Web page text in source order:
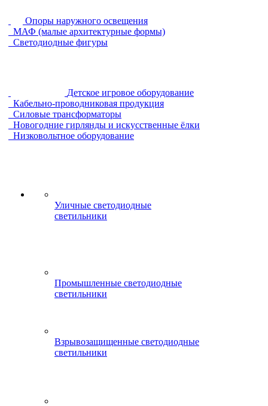
Опоры наружного освещения
МАФ (малые архитектурные формы)
Светодиодные фигуры
Детское игровое оборудование
Кабельно-проводниковая продукция
Силовые трансформаторы
Новогодние гирлянды и искусственные ёлки
Низковольтное оборудование
Уличные светодиодные
светильники
Промышленные светодиодные
светильники
Взрывозащищенные светодиодные
светильники